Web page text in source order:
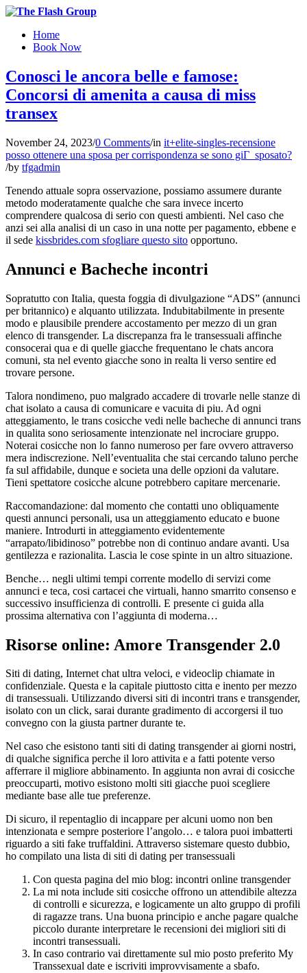
Home
Book Now
Conosci le ancora belle e famose:
Concorsi di amenita a causa di miss
transex
November 24, 2023/0 Comments/in it+elite-singles-recensione
posso ottenere una sposa per corrispondenza se sono giГ sposato?
/by tfgadmin
Tenendo attuale sopra osservazione, possiamo assumere durante
metodo moderatamente qualche che sara invece incerto
comprendere qualcosa di serio con questi ambienti. Nel caso che
anzi sei alla analisi di un caso in una notte per pagamento, ebbene e
il sede kissbrides.com sfogliare questo sito opportuno.
Annunci e Bacheche incontri
Sopratutto con Italia, questa foggia di divulgazione “ADS” (annunci
per britannico) e alquanto utilizzata. Indubitabilmente in presente
modo e plausibile prendere accostamento per mezzo di un gran
elenco di transgender. La discrepanza fra le transessuali affinche
consocerai qua e di quelle giacche frequentano le chats ancora
comuni, sta nel evento giacche sono in realta li verso sentire ed
trovare persone.
Talora nondimeno, puo malgrado accadere di trovarle nelle stanze di
chat isolato a causa di comunicare e vacuita di piu. Ad ogni
atteggiamento, le trans cosicche vedi nelle bacheche di annunci trans
in qualita sono seriosamente intenzionate nel incrociare gruppo.
Noterai cosicche non lo fanno numeroso per fare ovvero attraverso
mera indiscrezione. Nell’eventualita che stai cercando taluno perche
fa sul affidabile, dunque e societa una delle opzioni da valutare.
Tieni spettatore cosicche alcune potrebbero capitare mercenarie.
Raccomandazione: dal momento che contatti uno obliquamente
questi annunci personali, usa un atteggiamento educato e buone
maniere. Introdurti in atteggiamento evidentemente
“arrapato/libidinoso” potrebbe non di continuo andare avanti. Usa
gentilezza e razionalita. Lascia le cose spinte in un altro situazione.
Benche… negli ultimi tempi corrente modello di servizi come
annunci e teca, cosi cartacei che virtuali, hanno smarrito consenso e
successivo insufficienza di controlli. E presente ci guida alla
prossima alternativa con l’aggiunta di moderna…
Risorse online: Amore Transgender 2.0
Siti di dating, Internet chat ultra veloci, e videoclip chiamate in
confidenziale. Questa e la capitale piuttosto citta e inento per mezzo
di transessuali. Utilizzando diversi siti di incontri trans e transgender,
isolato con un click, sarai durante gradimento di accorgersi il tuo
convegno con la giusta partner durante te.
Nel caso che esistono tanti siti di dating transgender ai giorni nostri,
di qualche significa perche il loro attivita e a fatti potente verso
afferrare il migliore abbinamento. In aggiunta non avrai di cosicche
preoccuparti, motivo esistono molti siti giacche puoi scegliere
mediante base alle tue preferenze.
Di sicuro, il repentaglio di incappare per alcuni uomo non ben
intenzionata e sempre posteriore l’angolo… e talora puoi imbatterti
riguardo a siti fake truffaldini. Attraverso sistemare questo dubbio,
ho compilato una lista di siti di dating per transessuali
Con questa pagina del mio blog: incontri online transgender
La mi nota include siti cosicche offrono un attendibile altezza
di controlli e sicurezza, e logicamente un alto gruppo di profili
di ragazze trans. Una buona principio e anche pagare qualche
piccolo durante interpretare le recensioni dei migliori siti di
incontri transessuali.
In caso contrario vai direttamente sul mio posto preferito My
Transsexual date e iscriviti improvvisamente a sbafo.